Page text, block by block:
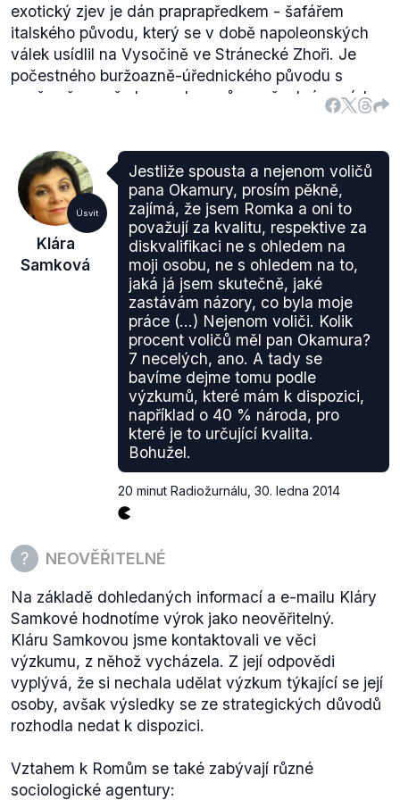
exotický zjev je dán praprapředkem - šafářem
italského původu, který se v době napoleonských
válek usídlil na Vysočině ve Stránecké Zhoři. Je
počestného buržoazně-úřednického původu s
nepřerušenou řadou pedagogů na všech úrovních v
osoby Samkové poukazovala právě na toto její
prokazování [Diskuze:1,2,3,4].
Jelínek:„Vadí mně,že ve stručném životopise je
uvedeno,že není ani Romkou ani Židovkou.Ale proč?
Distancováním se od těchto národností? mně
připadá jako prohlášení "s tímhle povlem nic nemám
„Nevím ale proč zdůrazňujete svou rasovou
„Přijde mi dost hrozné, že paní Klára musí
vysvětlovat, že není ani židovka, ani Romka, jako by
na něčem takovém vůbec záleželo.“
„V každém svém žblebtu paní doktorka
nezapomene zdůraznit, že není cikánka ani Židovka.
To ji tak děsí pomyšlení, že by ji někdo mohl za
cikánku považovat?....normálně je to člověku jedno
jestli je někdo cikán nebo žid, ale téhle rasistce to
Klára Samková reaguje:
kdybych byla třeba z Marsu. Faktem je, že mi
neustále někdo nějaký půbod předhazuje, takže je
vidět, že to bohužel to není jedno asi tak 90% české
populace, která mi neustále něco podsouvá“
Ctenar:„Pani advokatko, vami uvedeny profil je
silne rasisticky. Jeste tam chybi, ze mate blondate
vlasi a modre oci a ze jste clenkou SS. Nechte si to
opravit.
upřesňuje, že není ani Romka ani Židovka. Lehce
exotický zjev je dán praprapředkem - šafářem
italského původu, který se v době napoleonských
Úsvit
Klára
Samková
Jestliže spousta a nejenom voličů
pana Okamury, prosím pěkně,
zajímá, že jsem Romka a oni to
považují za kvalitu, respektive za
diskvalifikaci ne s ohledem na
moji osobu, ne s ohledem na to,
jaká já jsem skutečně, jaké
zastávám názory, co byla moje
práce (...) Nejenom voliči. Kolik
procent voličů měl pan Okamura?
7 necelých, ano. A tady se
bavíme dejme tomu podle
výzkumů, které mám k dispozici,
například o 40 % národa, pro
které je to určující kvalita.
Bohužel.
20 minut Radiožurnálu 30. ledna 2014
NEOVĚŘITELNÉ
Na základě dohledaných informací a e-mailu Kláry
Samkové hodnotíme výrok jako neověřitelný.
Kláru Samkovou jsme kontaktovali ve věci
výzkumu, z něhož vycházela. Z její odpovědi
vyplývá, že si nechala udělat výzkum týkající se její
osoby, avšak výsledky se ze strategických důvodů
rozhodla nedat k dispozici.
Vztahem k Romům se také zabývají různé
sociologické agentury: